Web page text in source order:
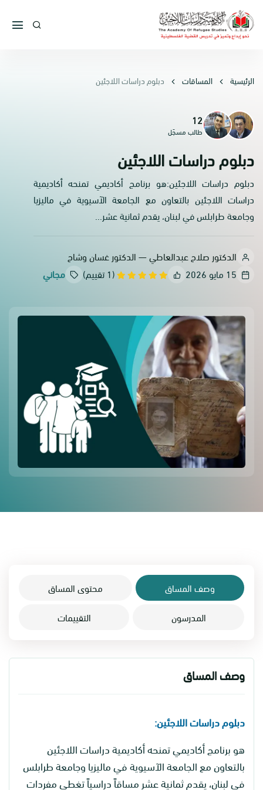
الرئيسية المساقات دبلوم دراسات اللاجئين
12
طالب مسجّل
دبلوم دراسات اللاجئين
دبلوم دراسات اللاجئين:هو برنامج أكاديمي تمنحه أكاديمية
دراسات اللاجئين بالتعاون مع الجامعة الآسيوية في ماليزيا
وجامعة طرابلس في لبنان، يقدم ثمانية عشر...
الدكتور صلاح عبدالعاطي — الدكتور غسان وشاح
15 مايو 2026
(1 تقييم) مجاني
وصف المساق
محتوى المساق
المدرسون
التقييمات
وصف المساق
دبلوم دراسات اللاجئين:
هو برنامج أكاديمي تمنحه أكاديمية دراسات اللاجئين
بالتعاون مع الجامعة الآسيوية في ماليزيا وجامعة طرابلس
في لبنان، يقدم ثمانية عشر مساقاً دراسياً تغطي مفردات